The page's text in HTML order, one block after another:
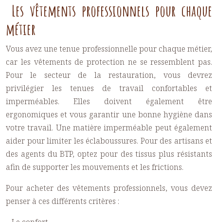
Les vêtements professionnels pour chaque
métier
Vous avez unetenue professionnelle pour chaque métier,
car les vêtements de protection ne se ressemblent pas.
Pour le secteur de la restauration, vous devrez
privilégier les tenues de travail confortables et
imperméables. Elles doivent également être
ergonomiques et vous garantir une bonne hygiène dans
votre travail. Une matière imperméable peut également
aider pour limiter les éclaboussures. Pour des artisans et
des agents du BTP, optez pour des tissus plus résistants
afin de supporter les mouvements et les frictions.
Pour acheter des vêtements professionnels, vous devez
penser à ces différents critères :